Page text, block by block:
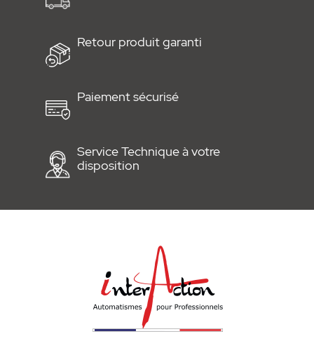
Retour produit garanti
Paiement sécurisé
Service Technique à votre
disposition